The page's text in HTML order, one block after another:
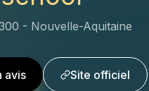
- Nouvelle-Aquitaine
avis Site officiel